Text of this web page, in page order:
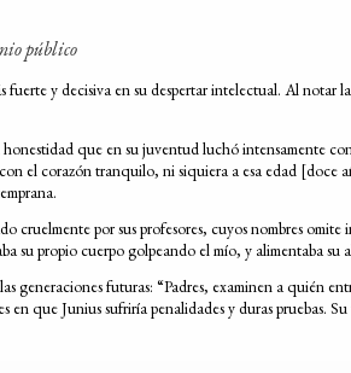
público
y decisiva en su despertar intelectual. Al
que en su juventud luchó intensamente
el corazón tranquilo, ni siquiera a esa edad
por sus profesores, cuyos nombres
propio cuerpo golpeando el mío, y alimentaba su
generaciones futuras: “Padres, examinen a quién
que Junius sufriría penalidades y duras pruebas.